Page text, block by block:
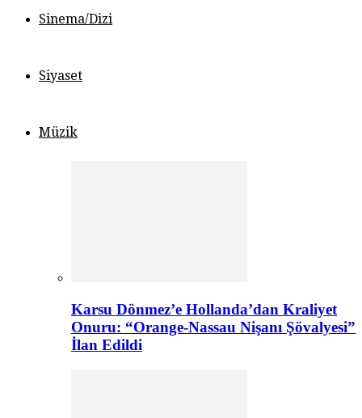
Sinema/Dizi
Siyaset
Müzik
Karsu Dönmez’e Hollanda’dan Kraliyet
Onuru: “Orange-Nassau Nişanı Şövalyesi”
İlan Edildi